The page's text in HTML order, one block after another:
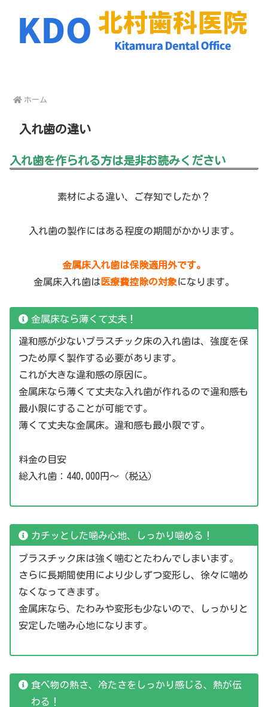
ホーム
入れ歯の違い
入れ歯を作られる方は是非お読みください
素材による違い、ご存知でしたか？
入れ歯の製作にはある程度の期間がかかります。
金属床入れ歯は保険適用外です。
金属床入れ歯は 医療費控除の対象になります。
金属床なら薄くて丈夫！
違和感が少ないプラスチック床の入れ歯は、強度を保
つため厚く製作する必要があります。
これが大きな違和感の原因に。
金属床なら薄くて丈夫な入れ歯が作れるので違和感も
最小限にすることが可能です。
薄くて丈夫な金属床。違和感も最小限です。
料金の目安
総入れ歯：440,000円〜（税込）
カチッとした噛み心地、しっかり噛める！
プラスチック床は強く噛むとたわんでしまいます。
さらに長期間使用により少しずつ変形し、徐々に噛め
なくなってきます。
金属床なら、たわみや変形も少ないので、しっかりと
安定した噛み心地になります。
食べ物の熱さ、冷たさをしっかり感じる、熱が伝
わる！